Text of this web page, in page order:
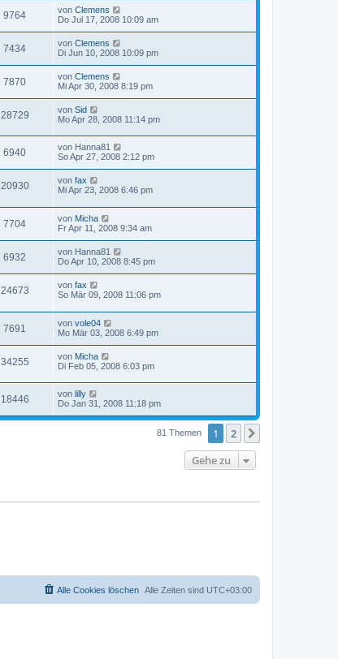
9764 von Clemens
Do Jul 17, 2008 10:09 am
7434 von Clemens
Di Jun 10, 2008 10:09 pm
7870 von Clemens
Mi Apr 30, 2008 8:19 pm
28729 von Sid
Mo Apr 28, 2008 11:14 pm
6940 von Hanna81
So Apr 27, 2008 2:12 pm
20930 von fax
Mi Apr 23, 2008 6:46 pm
7704 von Micha
Fr Apr 11, 2008 9:34 am
6932 von Hanna81
Do Apr 10, 2008 8:45 pm
24673 von fax
So Mär 09, 2008 11:06 pm
7691 von vole04
Mo Mär 03, 2008 6:49 pm
34255 von Micha
Di Feb 05, 2008 6:03 pm
18446 von lilly
Do Jan 31, 2008 11:18 pm
81 Themen 1 2
Gehe zu
Alle Zeiten sind UTC+03:00
Alle Cookies löschen